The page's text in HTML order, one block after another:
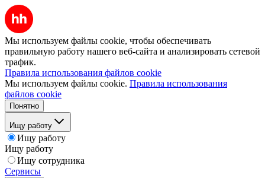
Мы используем файлы cookie, чтобы обеспечивать
правильную работу нашего веб-сайта и анализировать сетевой
трафик.
Правила использования файлов cookie
Мы используем файлы cookie. Правила использования
файлов cookie
Понятно
Ищу работу
Ищу работу
Ищу работу
Ищу сотрудника
Сервисы